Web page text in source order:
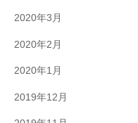
2020年3月
2020年2月
2020年1月
2019年12月